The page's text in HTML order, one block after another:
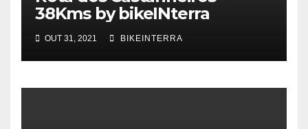
38Kms by bikeINterra
OUT 31, 2021 BIKEINTERRA